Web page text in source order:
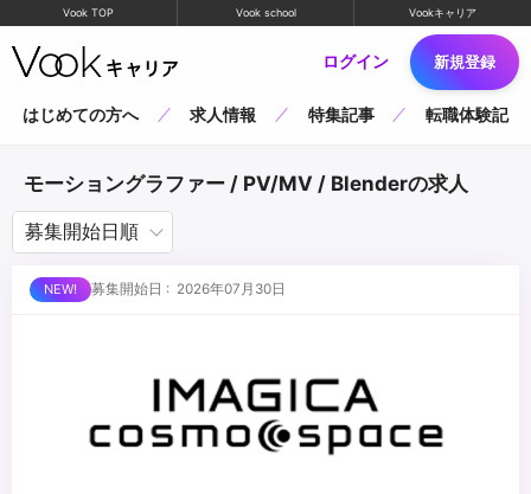
Vook TOP Vook school Vookキャリア
ログイン 新規登録
はじめての方へ 求人情報 特集記事 転職体験記
モーショングラファー / PV/MV / Blenderの求人
募集開始日 : 2026年07月30日